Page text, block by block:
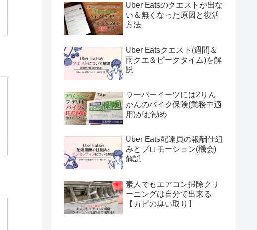
Uber Eatsのクエストが出な
い＆無くなった原因と復活
方法
Uber Eatsクエスト(週間＆
雨クエ＆ピークタイム)を解
説
ウーバーイーツには2りん
かんのバイク保険(業務中適
用)がお勧め
Uber Eats配達員の報酬仕組
みとプロモーション(機会)
解説
素人でもエアコン掃除クリ
ーニングは自分で出来る
【カビの臭い取り】